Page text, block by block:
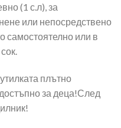
(1 с.л), за
или непосредствено
самостоятелно или в
плътно
за деца!След